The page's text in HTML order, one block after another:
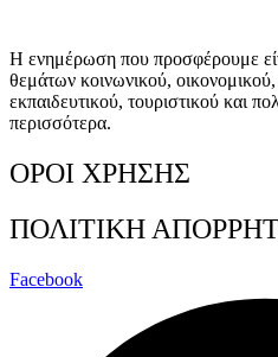
Η ενημέρωση που προσφέρουμε
θεμάτων κοινωνικού, οικονομικού,
εκπαιδευτικού, τουριστικού και
περισσότερα.
ΟΡΟΙ ΧΡΗΣΗΣ
ΠΟΛΙΤΙΚΗ
Facebook